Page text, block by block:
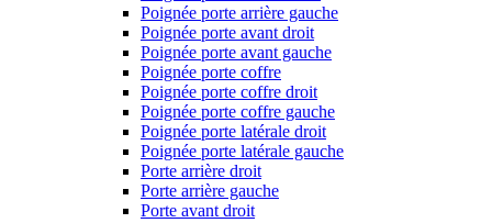
Poignée porte arrière gauche
Poignée porte avant droit
Poignée porte avant gauche
Poignée porte coffre
Poignée porte coffre droit
Poignée porte coffre gauche
Poignée porte latérale droit
Poignée porte latérale gauche
Porte arrière droit
Porte arrière gauche
Porte avant droit